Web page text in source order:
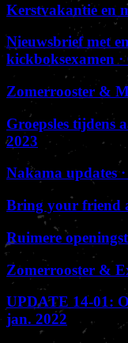
Kerstvakantie en
Nieuwsbrief met
kickboksexamen
Zomerrooster &
Groepsles tijdens
2023
Nakama updates
Bring your friend
Ruimere
Zomerrooster &
UPDATE 14-01:
jan. 2022